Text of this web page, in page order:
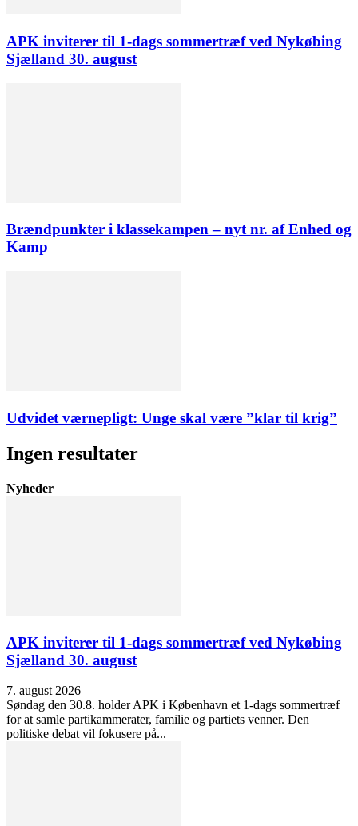
APK inviterer til 1-dags sommertræf ved Nykøbing
Sjælland 30. august
Brændpunkter i klassekampen – nyt nr. af Enhed og
Kamp
Udvidet værnepligt: Unge skal være ”klar til krig”
Ingen resultater
Nyheder
APK inviterer til 1-dags sommertræf ved Nykøbing
Sjælland 30. august
7. august 2026
Søndag den 30.8. holder APK i København et 1-dags sommertræf
for at samle partikammerater, familie og partiets venner. Den
politiske debat vil fokusere på...